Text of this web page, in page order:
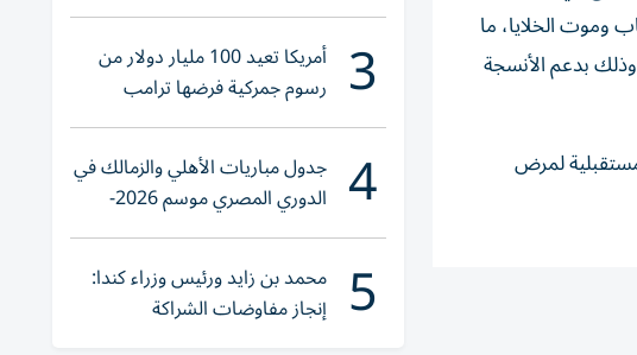
وموت الخلايا، ما
وذلك بدعم الأنسجة
لمرض
ولا إصابات
3 أمريكا تعيد 100 مليار دولار من
رسوم جمركية فرضها ترامب
4 جدول مباريات الأهلي والزمالك في
الدوري المصري موسم 2026-
2027
5 محمد بن زايد ورئيس وزراء كندا:
إنجاز مفاوضات الشراكة